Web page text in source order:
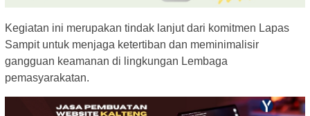
Kegiatan ini merupakan tindak lanjut dari komitmen Lapas
Sampit untuk menjaga ketertiban dan meminimalisir
gangguan keamanan di lingkungan Lembaga
pemasyarakatan.